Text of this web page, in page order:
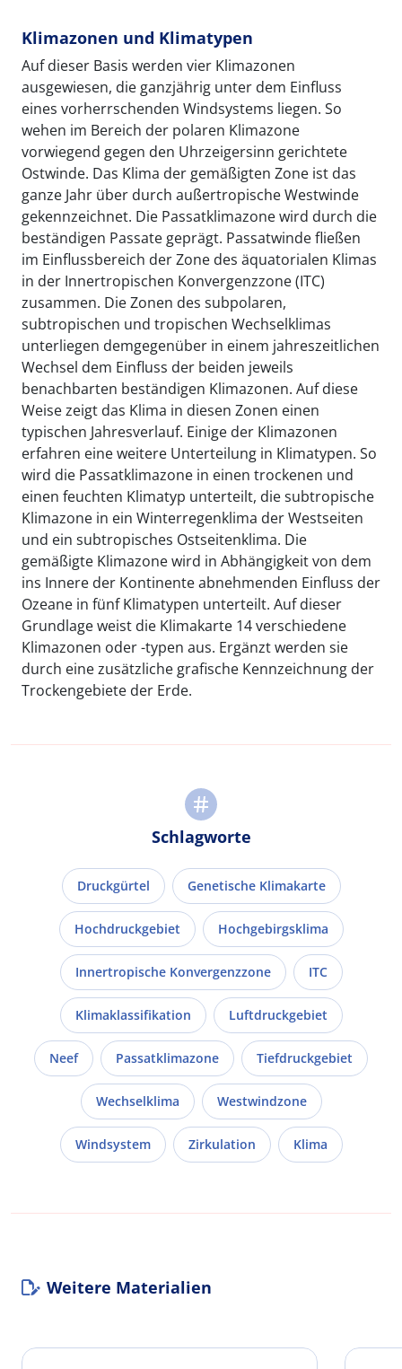
Klimazonen und Klimatypen
Auf dieser Basis werden vier Klimazonen
ausgewiesen, die ganzjährig unter dem Einfluss
eines vorherrschenden Windsystems liegen. So
wehen im Bereich der polaren Klimazone
vorwiegend gegen den Uhrzeigersinn gerichtete
Ostwinde. Das Klima der gemäßigten Zone ist das
ganze Jahr über durch außertropische Westwinde
gekennzeichnet. Die Passatklimazone wird durch die
beständigen Passate geprägt. Passatwinde fließen
im Einflussbereich der Zone des äquatorialen Klimas
in der Innertropischen Konvergenzzone (ITC)
zusammen. Die Zonen des subpolaren,
subtropischen und tropischen Wechselklimas
unterliegen demgegenüber in einem jahreszeitlichen
Wechsel dem Einfluss der beiden jeweils
benachbarten beständigen Klimazonen. Auf diese
Weise zeigt das Klima in diesen Zonen einen
typischen Jahresverlauf. Einige der Klimazonen
erfahren eine weitere Unterteilung in Klimatypen. So
wird die Passatklimazone in einen trockenen und
einen feuchten Klimatyp unterteilt, die subtropische
Klimazone in ein Winterregenklima der Westseiten
und ein subtropisches Ostseitenklima. Die
gemäßigte Klimazone wird in Abhängigkeit von dem
ins Innere der Kontinente abnehmenden Einfluss der
Ozeane in fünf Klimatypen unterteilt. Auf dieser
Grundlage weist die Klimakarte 14 verschiedene
Klimazonen oder -typen aus. Ergänzt werden sie
durch eine zusätzliche grafische Kennzeichnung der
Trockengebiete der Erde.
Schlagworte
Druckgürtel Genetische Klimakarte
Hochdruckgebiet Hochgebirgsklima
Innertropische Konvergenzzone ITC
Klimaklassifikation Luftdruckgebiet
Neef Passatklimazone Tiefdruckgebiet
Wechselklima Westwindzone
Windsystem Zirkulation Klima
Weitere Materialien